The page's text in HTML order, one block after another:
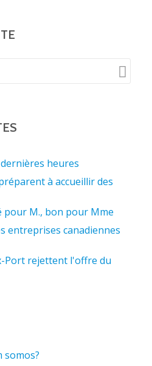
heures
à accueillir des
pour M., bon pour Mme
entreprises canadiennes
Port rejettent l'offre du
somos?